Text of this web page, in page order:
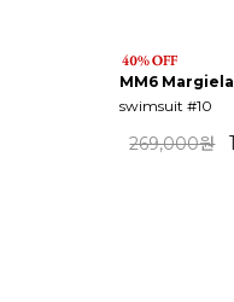
MM6 Margiela
swimsuit #10
269,000원